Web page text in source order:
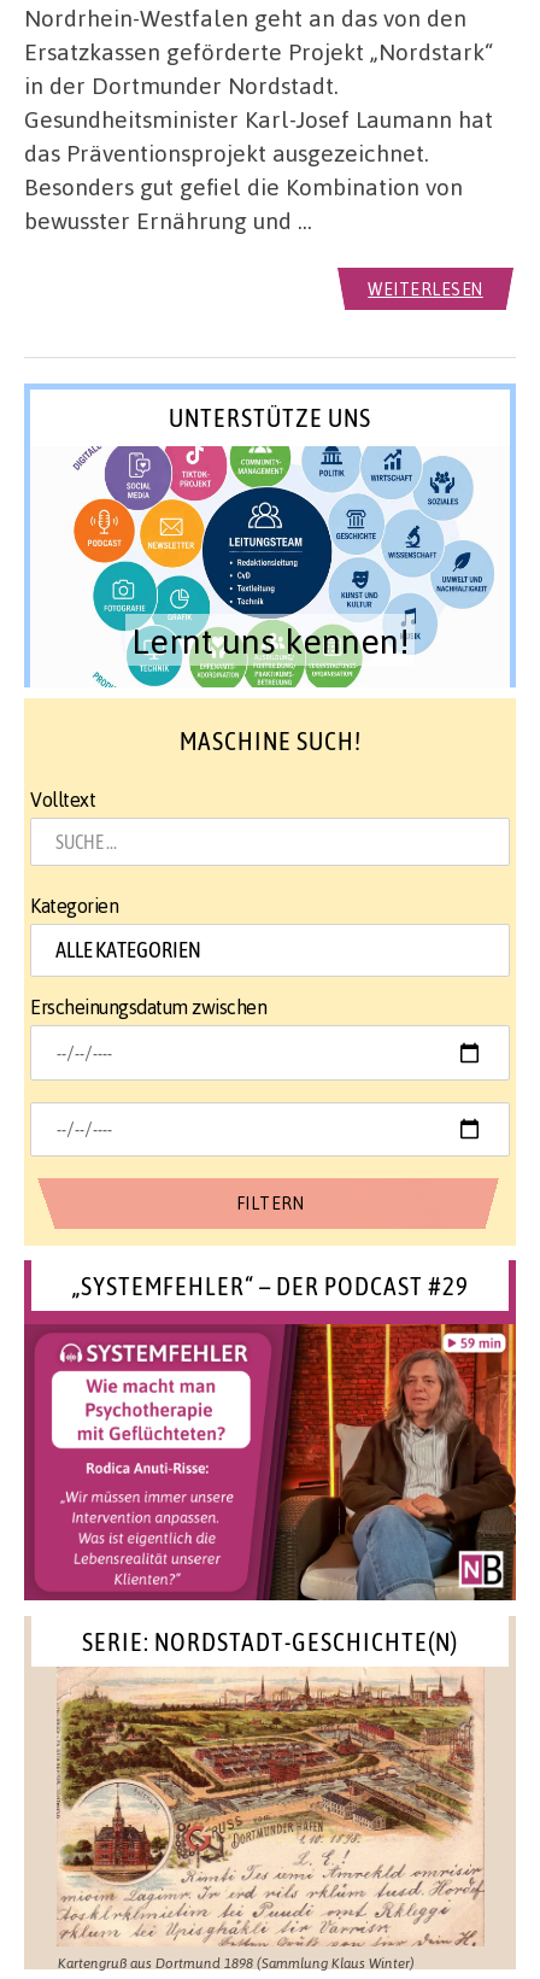
Nordrhein-Westfalen geht an das von den
Ersatzkassen geförderte Projekt „Nordstark“
in der Dortmunder Nordstadt.
Gesundheitsminister Karl-Josef Laumann hat
das Präventionsprojekt ausgezeichnet.
Besonders gut gefiel die Kombination von
bewusster Ernährung und …
WEITERLESEN
UNTERSTÜTZE UNS
Lernt uns kennen!
MASCHINE SUCH!
Volltext
Kategorien
Erscheinungsdatum zwischen
„SYSTEMFEHLER“ – DER PODCAST #29
SERIE: NORDSTADT-GESCHICHTE(N)
Kartengruß aus Dortmund 1898 (Sammlung Klaus Winter)